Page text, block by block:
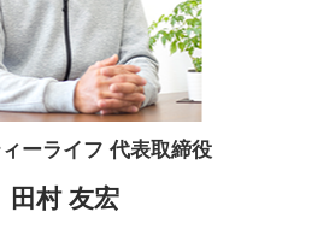
ーライフ 代表取締役
田村 友宏